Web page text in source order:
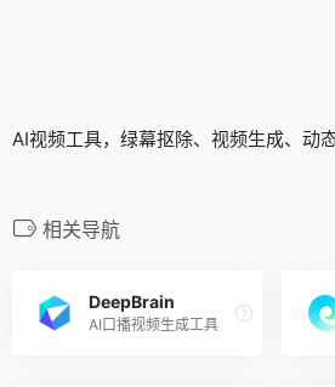
AI视频工具，绿幕抠除、视频生成、动
相关导航
DeepBrain
AI口播视频生成工具